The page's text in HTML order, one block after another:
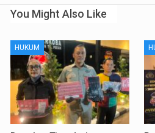
You Might Also Like
HUKUM